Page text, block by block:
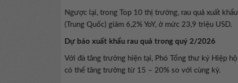
Ngược lại, trong Top 10 thị trường, rau quả xuất
(Trung Quốc) giảm 6,2% YoY, ở mức 23,9 triệu USD.
Dự báo xuất khẩu rau quả trong quý 2/2026
Với đà tăng trưởng hiện tại, Phó Tổng thư ký Hiệp
có thể tăng trưởng từ 15 – 20% so với cùng kỳ.